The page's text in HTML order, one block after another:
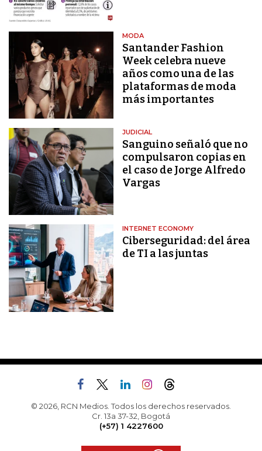
MODA
Santander Fashion
Week celebra nueve
años como una de las
plataformas de moda
más importantes
JUDICIAL
Sanguino señaló que no
compulsaron copias en
el caso de Jorge Alfredo
Vargas
INTERNET ECONOMY
Ciberseguridad: del área
de TI a las juntas
© 2026, RCN Medios. Todos los derechos reservados.
Cr. 13a 37-32, Bogotá
(+57) 1 4227600